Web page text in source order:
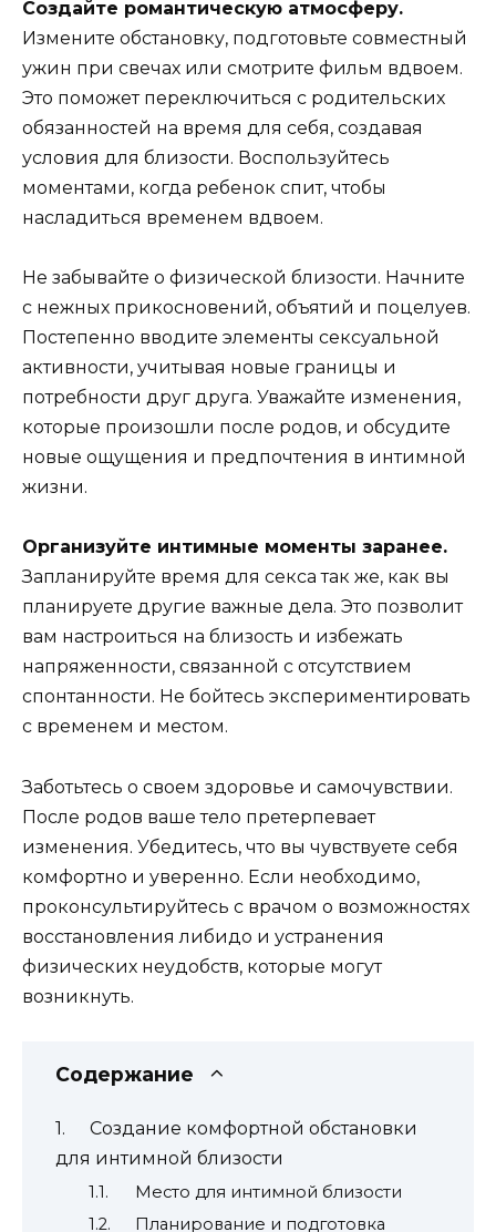
Создайте романтическую атмосферу.
Измените обстановку, подготовьте совместный
ужин при свечах или смотрите фильм вдвоем.
Это поможет переключиться с родительских
обязанностей на время для себя, создавая
условия для близости. Воспользуйтесь
моментами, когда ребенок спит, чтобы
насладиться временем вдвоем.
Не забывайте о физической близости. Начните
с нежных прикосновений, объятий и поцелуев.
Постепенно вводите элементы сексуальной
активности, учитывая новые границы и
потребности друг друга. Уважайте изменения,
которые произошли после родов, и обсудите
новые ощущения и предпочтения в интимной
жизни.
Организуйте интимные моменты заранее.
Запланируйте время для секса так же, как вы
планируете другие важные дела. Это позволит
вам настроиться на близость и избежать
напряженности, связанной с отсутствием
спонтанности. Не бойтесь экспериментировать
с временем и местом.
Заботьтесь о своем здоровье и самочувствии.
После родов ваше тело претерпевает
изменения. Убедитесь, что вы чувствуете себя
комфортно и уверенно. Если необходимо,
проконсультируйтесь с врачом о возможностях
восстановления либидо и устранения
физических неудобств, которые могут
возникнуть.
Содержание
Создание комфортной обстановки
для интимной близости
Место для интимной близости
Планирование и подготовка